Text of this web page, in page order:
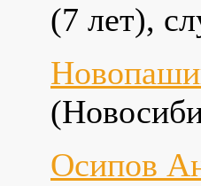
(7 лет),
Осипов